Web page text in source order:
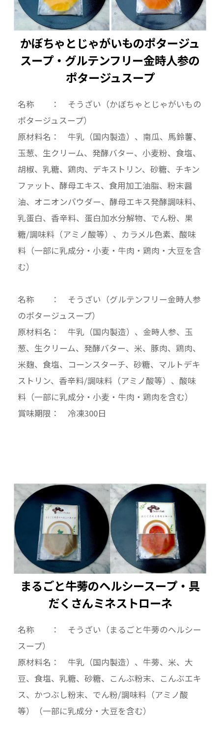
かぼちゃとじゃがいものポタージュ
スープ・グルテンフリー金時人参の
ポタージュスープ
名称 ： そうざい（かぼちゃとじゃがいもの
ポタージュスープ）
原材料名： 牛乳（国内製造）、南瓜、馬鈴薯、
玉葱、生クリーム、発酵バター、小麦粉、食塩、
胡椒、乳糖、鶏肉、デキストリン、砂糖、チキン
ファット、酵母エキス、食用加工油脂、粉末醤
油、オニオンパウダー、酵母エキス発酵調味料、
乳蛋白、香辛料、蛋白加水分解物、でん粉、果
糖/調味料（アミノ酸等）、カラメル色素、酸味
料（一部に乳成分・小麦・牛肉・鶏肉・大豆を含
む）
名称 ： そうざい（グルテンフリー金時人参
のポタージュスープ）
原材料名： 牛乳（国内製造）、金時人参、玉
葱、生クリーム、発酵バター、米、豚肉、鶏肉、
米麹、食塩、コーンスターチ、砂糖、マルトデキ
ストリン、香辛料/調味料（アミノ酸等）、酸味
料（一部に乳成分・小麦・牛肉・鶏肉を含む）
賞味期限： 冷凍300日
まるごと牛蒡のヘルシースープ・具
だくさんミネストローネ
名称 ： そうざい（まるごと牛蒡のヘルシー
スープ）
原材料名： 牛乳（国内製造）、牛蒡、米、大
豆、食塩、乳糖、砂糖、こんぶ粉末、こんぶエキ
ス、かつぶし粉末、でん粉/調味料（アミノ酸
等）（一部に乳成分・大豆を含む）